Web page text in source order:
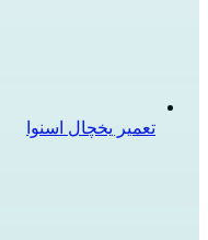
تعمیر یخچال اسنوا